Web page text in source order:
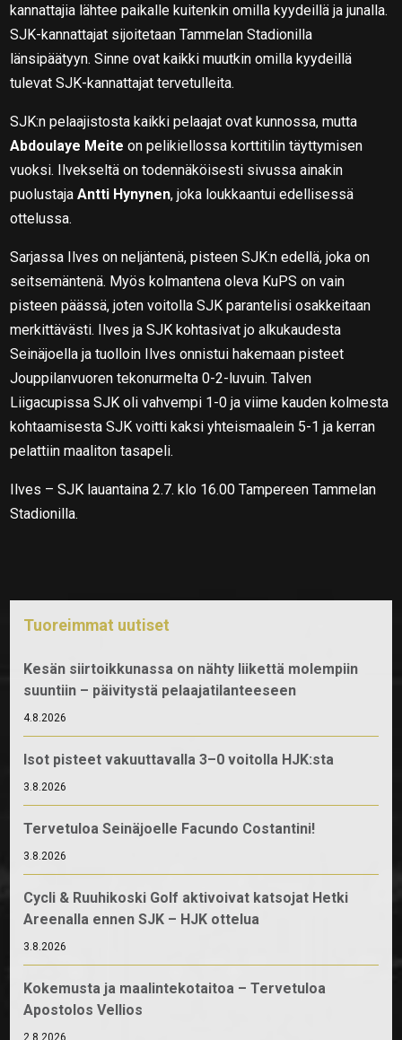
kannattajia lähtee paikalle kuitenkin omilla kyydeillä ja junalla.
SJK-kannattajat sijoitetaan Tammelan Stadionilla
länsipäätyyn. Sinne ovat kaikki muutkin omilla kyydeillä
tulevat SJK-kannattajat tervetulleita.
SJK:n pelaajistosta kaikki pelaajat ovat kunnossa, mutta
Abdoulaye Meite on pelikiellossa korttitilin täyttymisen
vuoksi. Ilvekseltä on todennäköisesti sivussa ainakin
puolustajaAntti Hynynen, joka loukkaantui edellisessä
ottelussa.
Sarjassa Ilves on neljäntenä, pisteen SJK:n edellä, joka on
seitsemäntenä. Myös kolmantena oleva KuPS on vain
pisteen päässä, joten voitolla SJK parantelisi osakkeitaan
merkittävästi. Ilves ja SJK kohtasivat jo alkukaudesta
Seinäjoella ja tuolloin Ilves onnistui hakemaan pisteet
Jouppilanvuoren tekonurmelta 0-2-luvuin. Talven
Liigacupissa SJK oli vahvempi 1-0 ja viime kauden kolmesta
kohtaamisesta SJK voitti kaksi yhteismaalein 5-1 ja kerran
pelattiin maaliton tasapeli.
Ilves – SJK lauantaina 2.7. klo 16.00 Tampereen Tammelan
Stadionilla.
Tuoreimmat uutiset
Kesän siirtoikkunassa on nähty liikettä molempiin
suuntiin – päivitystä pelaajatilanteeseen
4.8.2026
Isot pisteet vakuuttavalla 3–0 voitolla HJK:sta
3.8.2026
Tervetuloa Seinäjoelle Facundo Costantini!
3.8.2026
Cycli & Ruuhikoski Golf aktivoivat katsojat Hetki
Areenalla ennen SJK – HJK ottelua
3.8.2026
Kokemusta ja maalintekotaitoa – Tervetuloa
Apostolos Vellios
2.8.2026